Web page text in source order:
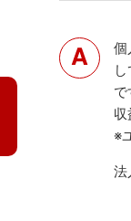
個
で
収
※
法